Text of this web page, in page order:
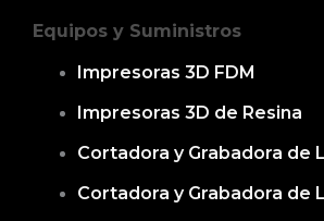
Equipos y Suministros
Impresoras 3D FDM
Impresoras 3D de Resina
Cortadora y Grabadora de
Cortadora y Grabadora de